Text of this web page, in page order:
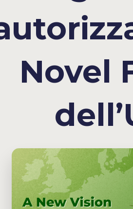
Novel